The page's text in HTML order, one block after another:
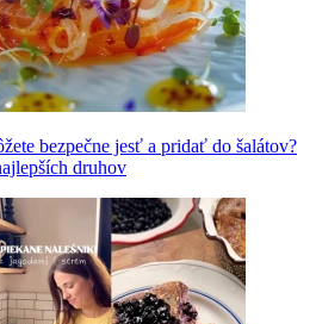
bezpečne jesť a pridať do šalátov?
druhov